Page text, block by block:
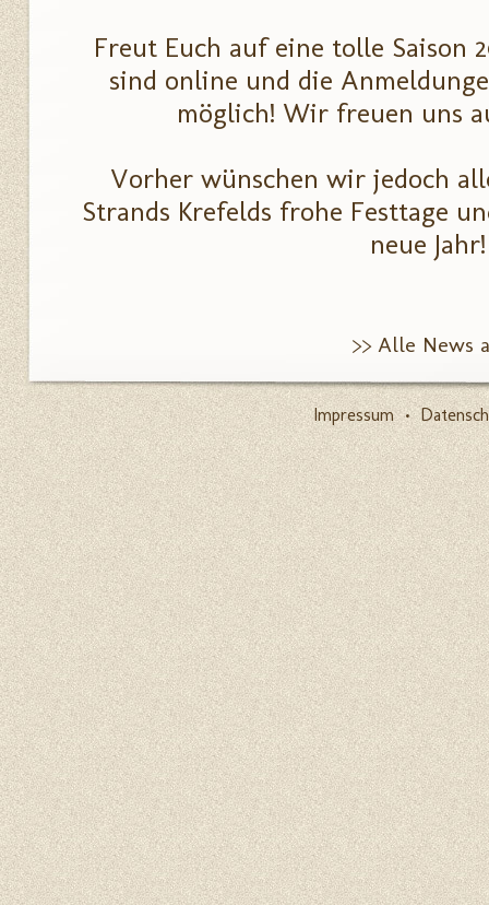
Freut Euch auf eine tolle Saison
sind online und die
möglich! Wir freuen uns
Vorher wünschen wir jedoch
Strands Krefelds frohe Festtage
neue Jahr!
>> Alle News
Impressum •